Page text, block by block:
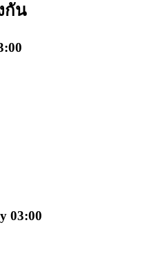
ใหญ่ รวมถึงข้อมูลการค้า ฯลฯ
กัน
03:00